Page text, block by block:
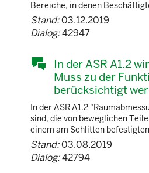
Bereiche, in denen
Stand:03.12.2019
Dialog:42947
In der ASR A1.2
Muss zu der
berücksichtigt
In der ASR A1.2
sind, die von beweglichen
einem am Schlitten
Stand:03.08.2019
Dialog:42794